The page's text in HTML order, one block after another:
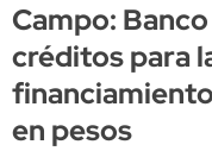
Campo:
créditos para
en pesos